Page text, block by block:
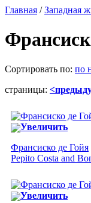
Главная /Западная
Сортировать по: по
страницы:
Увеличить
Франсиско де Гойя
Pepito Costa and
Увеличить